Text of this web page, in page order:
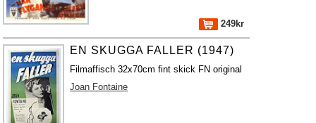
249kr
EN SKUGGA FALLER (1947)
Filmaffisch 32x70cm fint skick FN original
Joan Fontaine